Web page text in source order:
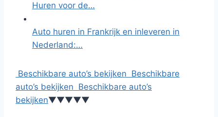
Huren voor de…
Auto huren in Frankrijk en inleveren in
Nederland:…
Beschikbare auto’s bekijken Beschikbare
auto’s bekijken Beschikbare auto’s
bekijken▼▼▼▼▼